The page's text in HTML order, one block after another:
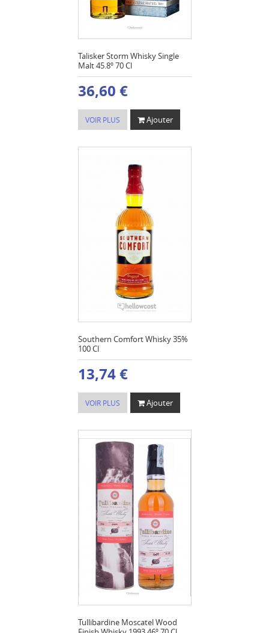
Talisker Storm Whisky Single
Malt 45.8º 70 Cl
36,60 €
VOIR PLUS Ajouter
Southern Comfort Whisky 35%
100 Cl
13,74 €
VOIR PLUS Ajouter
Tullibardine Moscatel Wood